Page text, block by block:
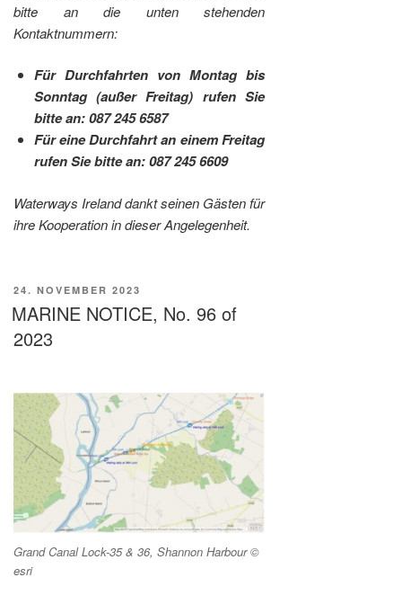
bitte an die unten stehenden
Kontaktnummern:
Für Durchfahrten von Montag bis
Sonntag (außer Freitag) rufen Sie
bitte an: 087 245 6587
Für eine Durchfahrt an einem Freitag
rufen Sie bitte an: 087 245 6609
Waterways Ireland dankt seinen Gästen für
ihre Kooperation in dieser Angelegenheit.
VERÖFFENTLICHT
AM
24. NOVEMBER 2023
MARINE NOTICE, No. 96 of
2023
Grand Canal Lock-35 & 36, Shannon Harbour ©
esri